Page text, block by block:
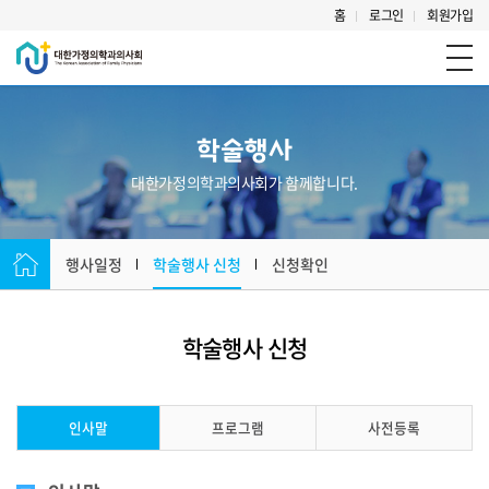
홈 로그인 회원가입
학술행사
대한가정의학과의사회가 함께합니다.
행사일정 학술행사 신청 신청확인
학술행사 신청
인사말 프로그램 사전등록